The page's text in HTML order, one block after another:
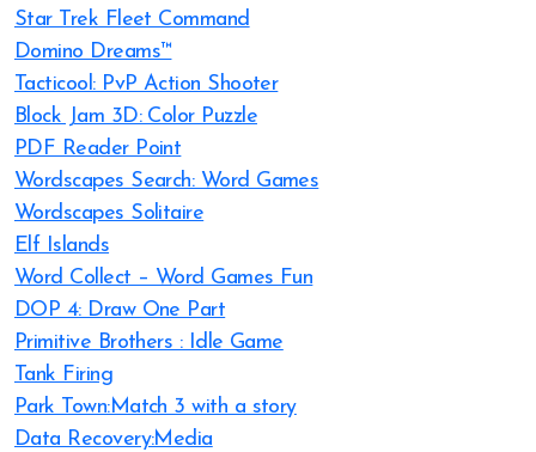
Star Trek Fleet Command
Domino Dreams™
Tacticool: PvP Action Shooter
Block Jam 3D: Color Puzzle
PDF Reader Point
Wordscapes Search: Word Games
Wordscapes Solitaire
Elf Islands
Word Collect – Word Games Fun
DOP 4: Draw One Part
Primitive Brothers : Idle Game
Tank Firing
Park Town:Match 3 with a story
Data Recovery:Media